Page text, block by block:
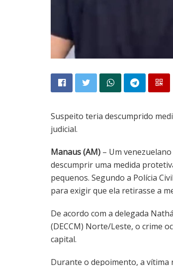
Suspeito teria descumprido
judicial.
Manaus (AM) – Um
descumprir uma medida
pequenos. Segundo a Polícia
para exigir que ela retirasse a
De acordo com a delegada
(DECCM) Norte/Leste, o crime
capital.
Durante o depoimento, a vítima